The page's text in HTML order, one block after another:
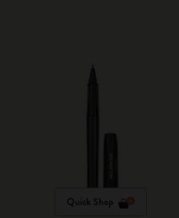
Quick Shop